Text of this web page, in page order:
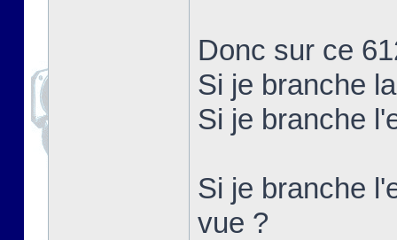
Donc sur ce
Si je branche
Si je branche
Si je branche
vue ?